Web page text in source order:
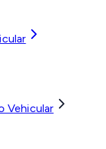
Vehicular